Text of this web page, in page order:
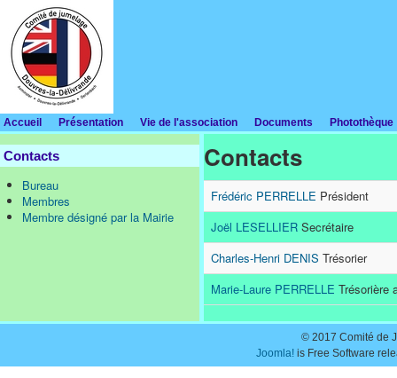
Accueil Présentation Vie de l'association Documents Photothèque
Contacts
Bureau
Membres
Membre désigné par la Mairie
Contacts
Frédéric PERRELLE Président
Joël LESELLIER Secrétaire
Charles-Henri DENIS Trésorier
Marie-Laure PERRELLE Trésorière
© 2017 Comité de
Joomla!is Free Software